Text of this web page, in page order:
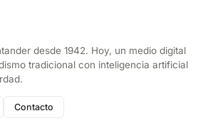
desde 1942. Hoy, un medio digital
tradicional con inteligencia artificial
Contacto